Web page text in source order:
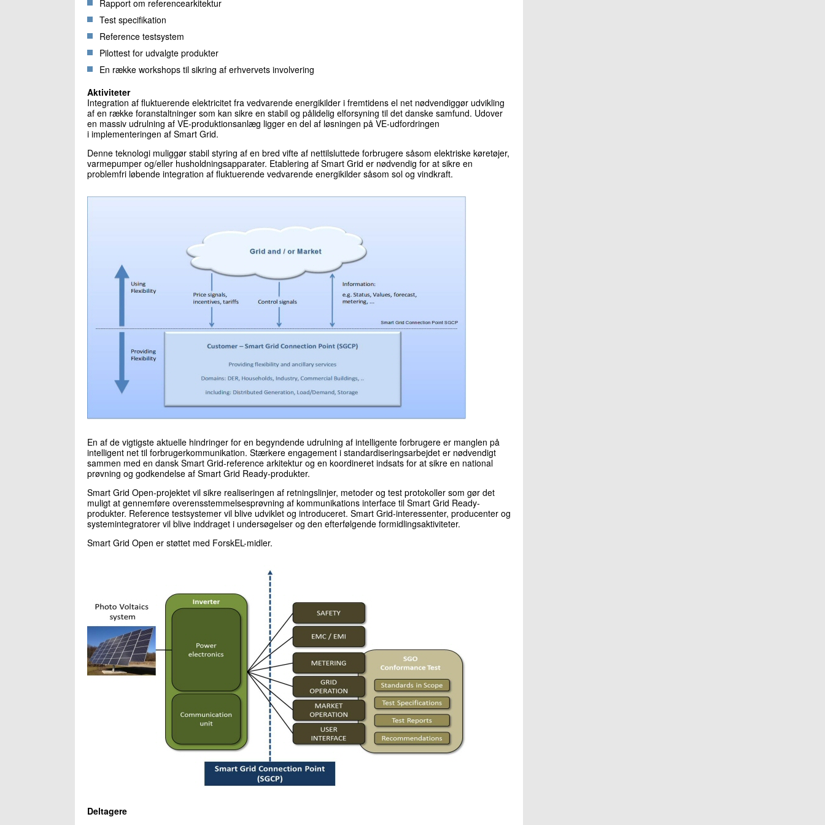
Rapport om referencearkitektur
Test specifikation
Reference testsystem
Pilottest for udvalgte produkter
En række workshops til sikring af erhvervets involvering
Aktiviteter
Integration af fluktuerende elektricitet fra vedvarende energikilder i fremtidens el net nødvendiggør udvikling
af en række foranstaltninger som kan sikre en stabil og pålidelig elforsyning til det danske samfund. Udover
en massiv udrulning af VE-produktionsanlæg ligger en del af løsningen på VE-udfordringen
i implementeringen af Smart Grid.
Denne teknologi muliggør stabil styring af en bred vifte af nettilsluttede forbrugere såsom elektriske køretøjer,
varmepumper og/eller husholdningsapparater. Etablering af Smart Grid er nødvendig for at sikre en
problemfri løbende integration af fluktuerende vedvarende energikilder såsom sol og vindkraft.
En af de vigtigste aktuelle hindringer for en begyndende udrulning af intelligente forbrugere er manglen på
intelligent net til forbrugerkommunikation. Stærkere engagement i standardiseringsarbejdet er nødvendigt
sammen med en dansk Smart Grid-reference arkitektur og en koordineret indsats for at sikre en national
prøvning og godkendelse af Smart Grid Ready-produkter.
Smart Grid Open-projektet vil sikre realiseringen af retningslinjer, metoder og test protokoller som gør det
muligt at gennemføre overensstemmelsesprøvning af kommunikations interface til Smart Grid Ready-
produkter. Reference testsystemer vil blive udviklet og introduceret. Smart Grid-interessenter, producenter og
systemintegratorer vil blive inddraget i undersøgelser og den efterfølgende formidlingsaktiviteter.
Smart Grid Open er støttet med ForskEL-midler.
Deltagere